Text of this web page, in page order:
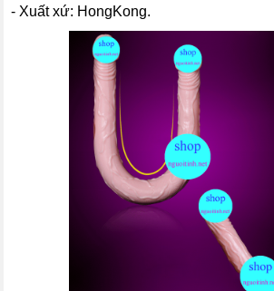
- Xuất xứ: HongKong.